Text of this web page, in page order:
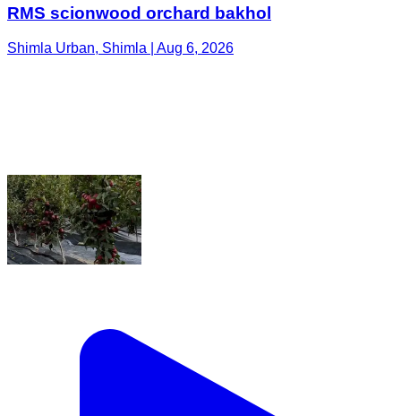
RMS scionwood orchard bakhol
Shimla Urban, Shimla | Aug 6, 2026